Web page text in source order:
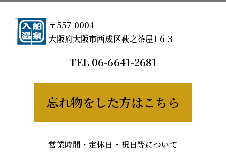
〒557-0004
大阪府大阪市西成区萩之茶屋1-6-3
TEL 06-6641-2681
忘れ物をした方はこちら
営業時間・定休日・祝日等について